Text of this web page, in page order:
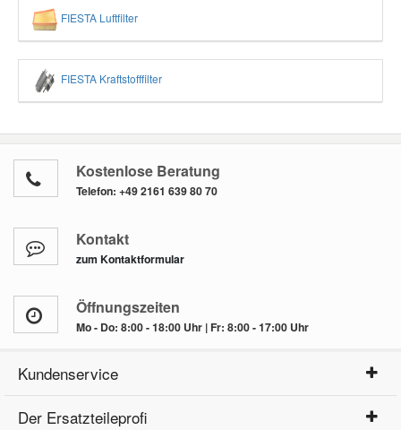
FIESTA Luftfilter
FIESTA Kraftstofffilter
Kostenlose Beratung
Telefon: +49 2161 639 80 70
Kontakt
zum Kontaktformular
Öffnungszeiten
Mo - Do: 8:00 - 18:00 Uhr | Fr: 8:00 - 17:00 Uhr
Kundenservice
Der Ersatzteileprofi